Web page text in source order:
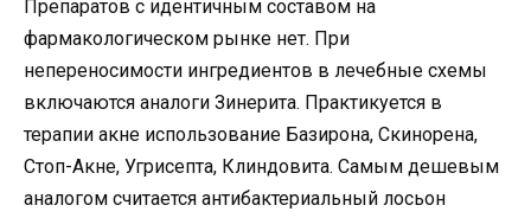
Препаратов с идентичным составом на
фармакологическом рынке нет. При
непереносимости ингредиентов в лечебные схемы
включаются аналоги Зинерита. Практикуется в
терапии акне использование Базирона, Скинорена,
Стоп-Акне, Угрисепта, Клиндовита. Самым дешевым
аналогом считается антибактериальный лосьон